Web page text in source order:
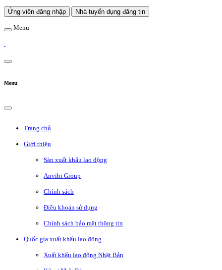
Ứng viên đăng nhập Nhà tuyển dụng đăng tin
Menu
Menu
Trang chủ
Giới thiệu
Sàn xuất khẩu lao động
Anvibi Group
Chính sách
Điều khoản sử dụng
Chính sách bảo mật thông tin
Quốc gia xuất khẩu lao động
Xuất khẩu lao động Nhật Bản